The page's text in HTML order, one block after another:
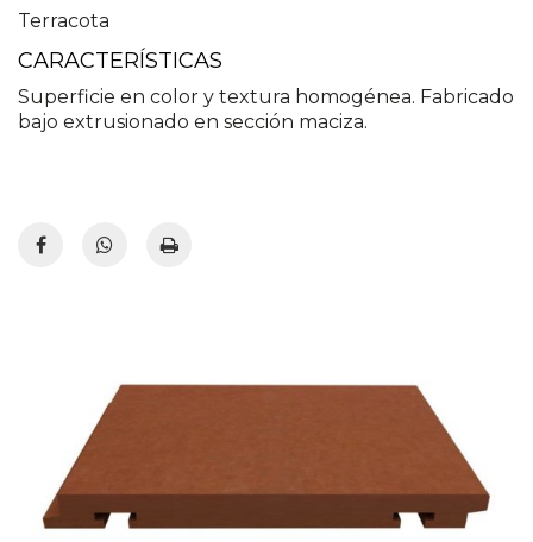
Terracota
CARACTERÍSTICAS
Superficie en color y textura homogénea. Fabricado
bajo extrusionado en sección maciza.